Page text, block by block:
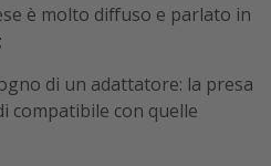
è molto diffuso e parlato in
di un adattatore: la presa
compatibile con quelle